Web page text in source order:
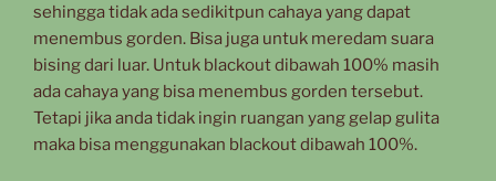
sehingga tidak ada sedikitpun cahaya yang dapat
menembus gorden. Bisa juga untuk meredam suara
bising dari luar. Untuk blackout dibawah 100% masih
ada cahaya yang bisa menembus gorden tersebut.
Tetapi jika anda tidak ingin ruangan yang gelap gulita
maka bisa menggunakan blackout dibawah 100%.